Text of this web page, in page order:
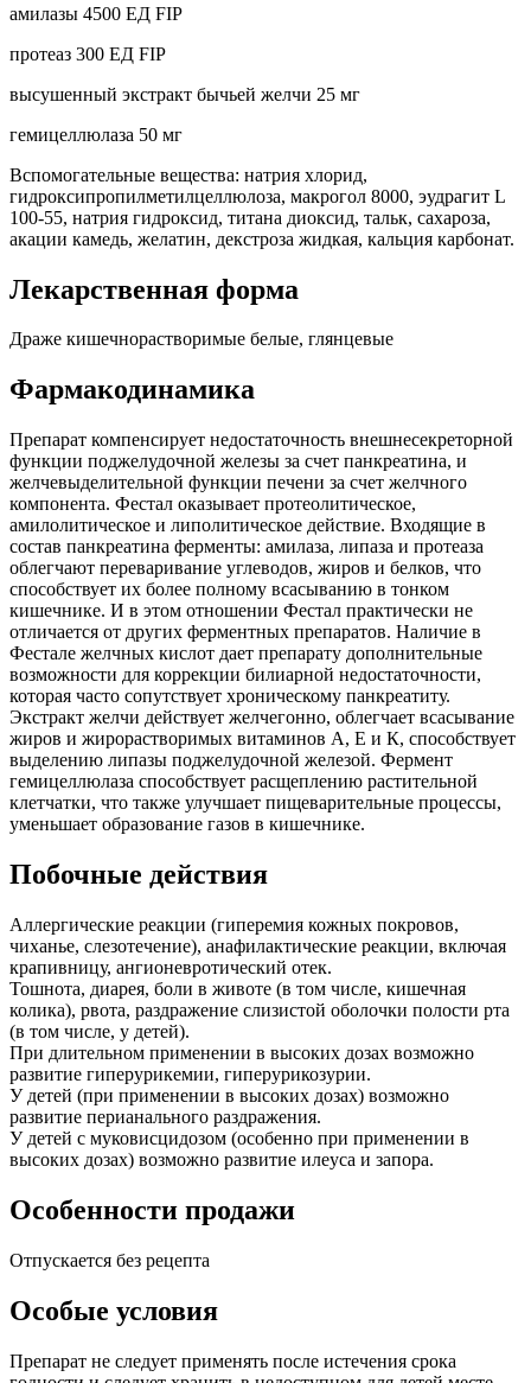
амилазы 4500 ЕД FIP
протеаз 300 ЕД FIP
высушенный экстракт бычьей желчи 25 мг
гемицеллюлаза 50 мг
Вспомогательные вещества: натрия хлорид,
гидроксипропилметилцеллюлоза, макрогол 8000, эудрагит L
100-55, натрия гидроксид, титана диоксид, тальк, сахароза,
акации камедь, желатин, декстроза жидкая, кальция карбонат.
Лекарственная форма
Драже кишечнорастворимые белые, глянцевые
Фармакодинамика
Препарат компенсирует недостаточность внешнесекреторной
функции поджелудочной железы за счет панкреатина, и
желчевыделительной функции печени за счет желчного
компонента. Фестал оказывает протеолитическое,
амилолитическое и липолитическое действие. Входящие в
состав панкреатина ферменты: амилаза, липаза и протеаза
облегчают переваривание углеводов, жиров и белков, что
способствует их более полному всасыванию в тонком
кишечнике. И в этом отношении Фестал практически не
отличается от других ферментных препаратов. Наличие в
Фестале желчных кислот дает препарату дополнительные
возможности для коррекции билиарной недостаточности,
которая часто сопутствует хроническому панкреатиту.
Экстракт желчи действует желчегонно, облегчает всасывание
жиров и жирорастворимых витаминов А, Е и К, способствует
выделению липазы поджелудочной железой. Фермент
гемицеллюлаза способствует расщеплению растительной
клетчатки, что также улучшает пищеварительные процессы,
уменьшает образование газов в кишечнике.
Побочные действия
Аллергические реакции (гиперемия кожных покровов,
чиханье, слезотечение), анафилактические реакции, включая
крапивницу, ангионевротический отек.
Тошнота, диарея, боли в животе (в том числе, кишечная
колика), рвота, раздражение слизистой оболочки полости рта
(в том числе, у детей).
При длительном применении в высоких дозах возможно
развитие гиперурикемии, гиперурикозурии.
У детей (при применении в высоких дозах) возможно
развитие перианального раздражения.
У детей с муковисцидозом (особенно при применении в
высоких дозах) возможно развитие илеуса и запора.
Особенности продажи
Отпускается без рецепта
Особые условия
Препарат не следует применять после истечения срока